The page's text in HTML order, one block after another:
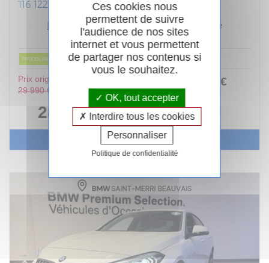
116 122 CH DKG7 M SPORT DESIGN
Essence 11/2024
Automatique
22 000km
Garantie 24 mois
PRIX EN BAISSE
Prix original :
29 990 €
28 490 €
€
/ mois
Voir le véhicule
Ces cookies nous
permettent de suivre
l'audience de nos sites
internet et vous permettent
de partager nos contenus si
vous le souhaitez.
OK, tout accepter
Interdire tous les cookies
Personnaliser
Politique de confidentialité